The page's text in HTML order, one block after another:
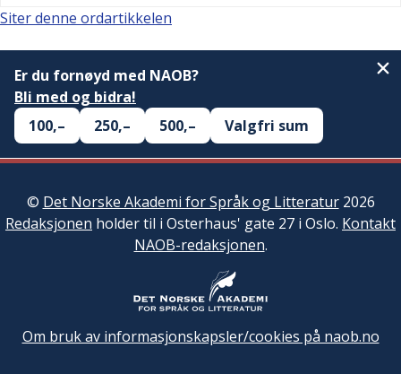
Siter denne ordartikkelen
Er du fornøyd med NAOB?
Bli med og bidra!
100,–
250,– 500,– Valgfri sum
© Det Norske Akademi for Språk og Litteratur2026
Redaksjonen holder til i Osterhaus' gate 27 i Oslo. Kontakt
NAOB-redaksjonen.
Om bruk av informasjonskapsler/cookies på naob.no